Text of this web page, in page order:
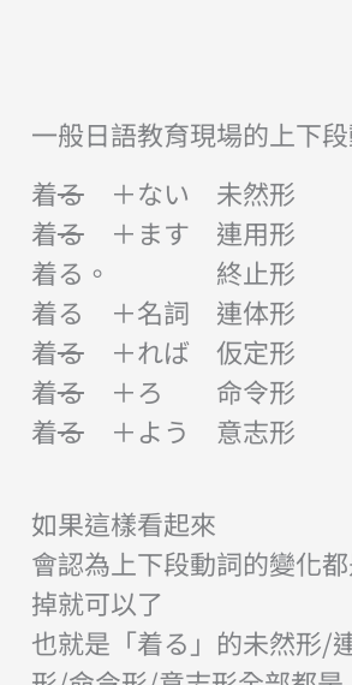
一般日語教育現場的上下
着る＋ない 未然形
着る＋ます 連用形
着る。 終止形
着る ＋名詞 連体形
着る＋れば 仮定形
着る＋ろ 命令形
着る＋よう 意志形
如果這樣看起來
會認為上下段動詞的變化
掉就可以了
也就是「着る」的未然形/